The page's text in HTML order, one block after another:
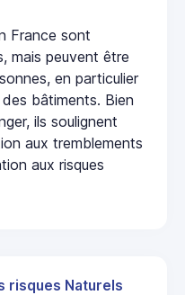
France sont
mais peuvent être
en particulier
bâtiments. Bien
ils soulignent
aux tremblements
aux risques
risques Naturels